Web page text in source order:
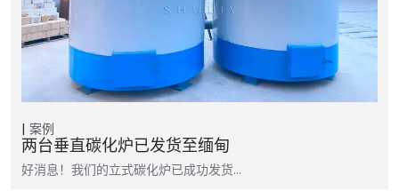
案例
两台垂直碳化炉已发货至缅甸
好消息！我们的立式碳化炉已成功发货…